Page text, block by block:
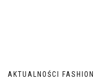
AKTUALNOŚCI FASHION